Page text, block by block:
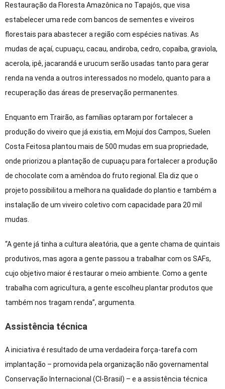
Restauração da Floresta Amazônica no Tapajós, que visa
estabelecer uma rede com bancos de sementes e viveiros
florestais para abastecer a região com espécies nativas. As
mudas de açaí, cupuaçu, cacau, andiroba, cedro, copaíba, graviola,
acerola, ipê, jacarandá e urucum serão usadas tanto para gerar
renda na venda a outros interessados no modelo, quanto para a
recuperação das áreas de preservação permanentes.
Enquanto em Trairão, as famílias optaram por fortalecer a
produção do viveiro que já existia, em Mojuí dos Campos, Suelen
Costa Feitosa plantou mais de 500 mudas em sua propriedade,
onde priorizou a plantação de cupuaçu para fortalecer a produção
de chocolate com a amêndoa do fruto regional. Ela diz que o
projeto possibilitou a melhora na qualidade do plantio e também a
instalação de um viveiro coletivo com capacidade para 20 mil
mudas.
“A gente já tinha a cultura aleatória, que a gente chama de quintais
produtivos, mas agora a gente passou a trabalhar com os SAFs,
cujo objetivo maior é restaurar o meio ambiente. Como a gente
trabalha com agricultura, a gente escolheu plantar produtos que
também nos tragam renda”, argumenta.
Assistência técnica
A iniciativa é resultado de uma verdadeira força-tarefa com
implantação – promovida pela organização não governamental
Conservação Internacional (CI-Brasil) – e a assistência técnica